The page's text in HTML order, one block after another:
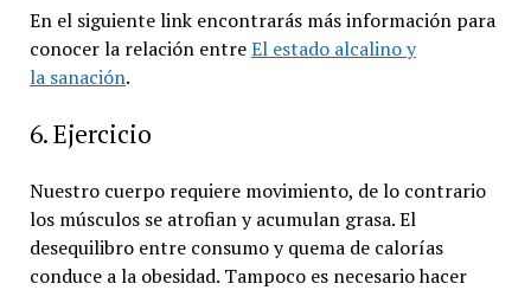
En el siguiente link encontrarás más información para
conocer la relación entreEl estado alcalino y
la sanación.
6. Ejercicio
Nuestro cuerpo requiere movimiento, de lo contrario
los músculos se atrofian y acumulan grasa. El
desequilibro entre consumo y quema de calorías
conduce a la obesidad. Tampoco es necesario hacer